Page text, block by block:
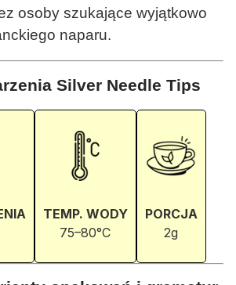
osoby szukające wyjątkowo
naparu.
Silver Needle Tips
TEMP. WODY
75–80°C
PORCJA
2g